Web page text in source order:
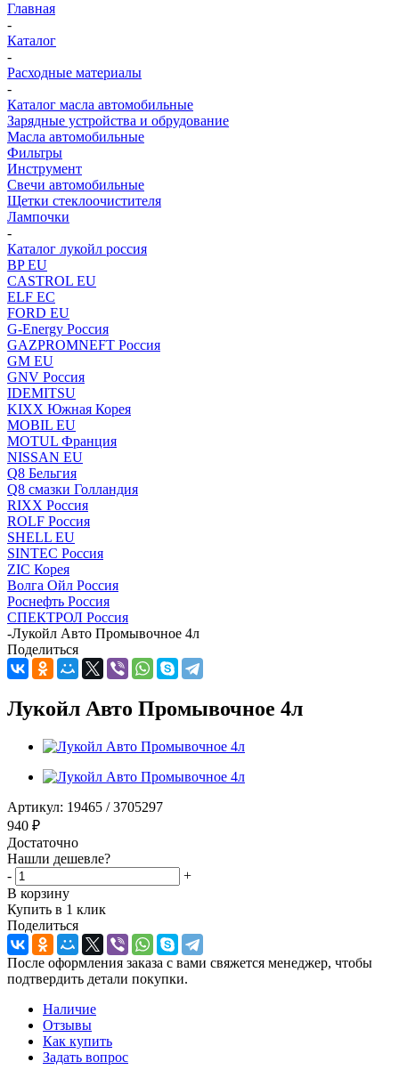
Главная
-
Каталог
-
Расходные материалы
-
Каталог масла автомобильные
Зарядные устройства и обрудование
Масла автомобильные
Фильтры
Инструмент
Свечи автомобильные
Щетки стеклоочистителя
Лампочки
-
Каталог лукойл россия
BP EU
CASTROL EU
ELF EC
FORD EU
G-Energy Россия
GAZPROMNEFT Россия
GM EU
GNV Россия
IDEMITSU
KIXX Южная Корея
MOBIL EU
MOTUL Франция
NISSAN EU
Q8 Бельгия
Q8 смазки Голландия
RIXX Россия
ROLF Россия
SHELL EU
SINTEC Россия
ZIC Корея
Волга Ойл Россия
Роснефть Россия
СПЕКТРОЛ Россия
-Лукойл Авто Промывочное 4л
Поделиться
Лукойл Авто Промывочное 4л
Артикул: 19465 / 3705297
940 ₽
Достаточно
Нашли дешевле?
-
+
В корзину
Купить в 1 клик
Поделиться
После оформления заказа с вами свяжется менеджер, чтобы
подтвердить детали покупки.
Наличие
Отзывы
Как купить
Задать вопрос